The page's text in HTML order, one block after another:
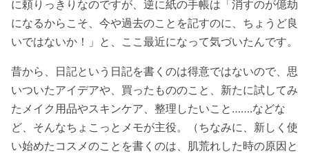
に頼りっきりなのですが、逆に紙の手帳は「消すのが億劫
になるからこそ、今や過去のことを記すのに、ちょうど良
いではないか！」と、ここ最近になって気づいたんです。
昔から、日記という日記を書くのは得意ではないので、思
いついたアイデアや、買ったもののこと、新たに試してみ
たメイク用品やスキンケア、整理したいこと…….などな
ど、そんなちょこっとメモが主役。（ちなみに、新しく使
い始めたコスメのことを書くのは、肌荒れした時の原因と